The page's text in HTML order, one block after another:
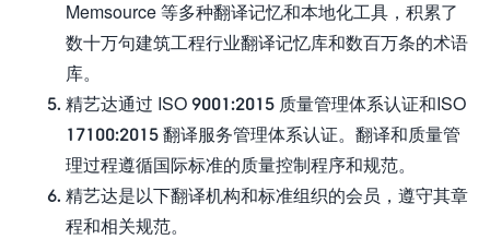
Memsource 等多种翻译记忆和本地化工具，积累了
数十万句建筑工程行业翻译记忆库和数百万条的术语
库。
精艺达通过 ISO 9001:2015 质量管理体系认证和ISO
17100:2015 翻译服务管理体系认证。翻译和质量管
理过程遵循国际标准的质量控制程序和规范。
精艺达是以下翻译机构和标准组织的会员，遵守其章
程和相关规范。